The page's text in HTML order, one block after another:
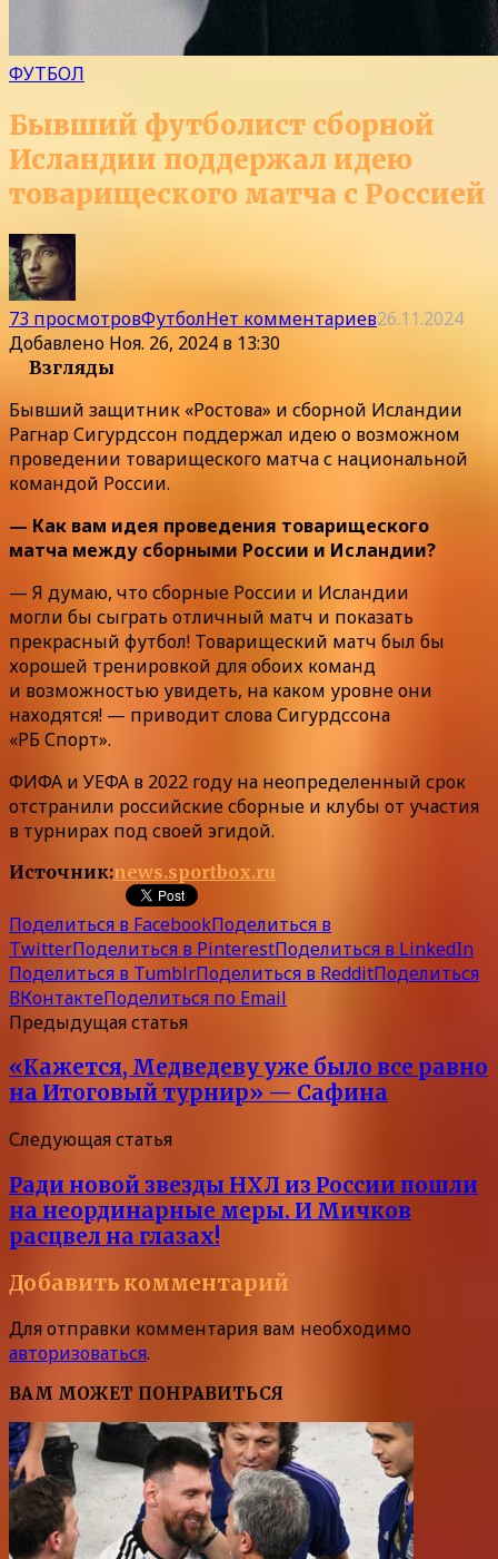
ФУТБОЛ
Бывший футболист сборной
Исландии поддержал идею
товарищеского матча с Россией
73 просмотровФутболНет комментариев26.11.2024
Добавлено Ноя. 26, 2024 в 13:30
Взгляды
Бывший защитник «Ростова» и сборной Исландии
Рагнар Сигурдссон поддержал идею о возможном
проведении товарищеского матча с национальной
командой России.
— Как вам идея проведения товарищеского
матча между сборными России и Исландии?
— Я думаю, что сборные России и Исландии
могли бы сыграть отличный матч и показать
прекрасный футбол! Товарищеский матч был бы
хорошей тренировкой для обоих команд
и возможностью увидеть, на каком уровне они
находятся! — приводит слова Сигурдссона
«РБ Спорт».
ФИФА и УЕФА в 2022 году на неопределенный срок
отстранили российские сборные и клубы от участия
в турнирах под своей эгидой.
Источник:news.sportbox.ru
Поделиться в FacebookПоделиться в
TwitterПоделиться в PinterestПоделиться в LinkedIn
Поделиться в TumblrПоделиться в RedditПоделиться
ВКонтактеПоделиться по Email
Предыдущая статья
«Кажется, Медведеву уже было все равно
на Итоговый турнир» — Сафина
Следующая статья
Ради новой звезды НХЛ из России пошли
на неординарные меры. И Мичков
расцвел на глазах!
Добавить комментарий
Для отправки комментария вам необходимо
авторизоваться.
ВАМ МОЖЕТ ПОНРАВИТЬСЯ